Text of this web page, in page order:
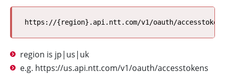
region is jp|us|uk
e.g. https://us.api.ntt.com/v1/oauth/accesstokens